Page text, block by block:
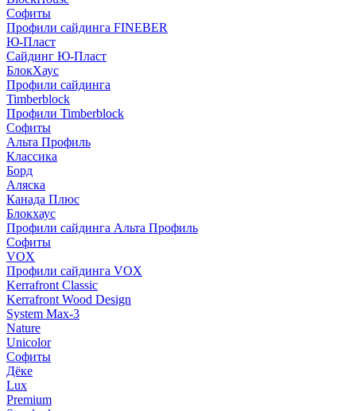
Софиты
Профили сайдинга FINEBER
Ю-Пласт
Сайдинг Ю-Пласт
БлокХаус
Профили сайдинга
Timberblock
Профили Timberblock
Софиты
Альта Профиль
Классика
Борд
Аляска
Канада Плюс
Блокхаус
Профили сайдинга Альта Профиль
Софиты
VOX
Профили сайдинга VOX
Kerrafront Classic
Kerrafront Wood Design
System Max-3
Nature
Unicolor
Софиты
Дёке
Lux
Premium